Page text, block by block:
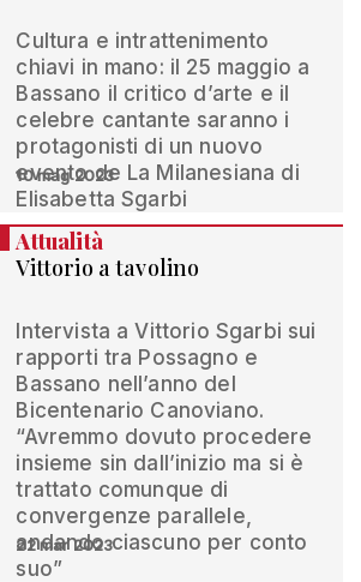
Cultura e intrattenimento
chiavi in mano: il 25 maggio a
Bassano il critico d’arte e il
celebre cantante saranno i
protagonisti di un nuovo
evento de La Milanesiana di
Elisabetta Sgarbi
10 mag 2023
Attualità
Vittorio a tavolino
Intervista a Vittorio Sgarbi sui
rapporti tra Possagno e
Bassano nell’anno del
Bicentenario Canoviano.
“Avremmo dovuto procedere
insieme sin dall’inizio ma si è
trattato comunque di
convergenze parallele,
andando ciascuno per conto
suo”
22 mar 2023